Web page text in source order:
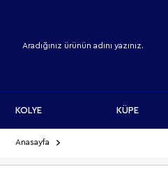
KOLYE KÜPE
Anasayfa